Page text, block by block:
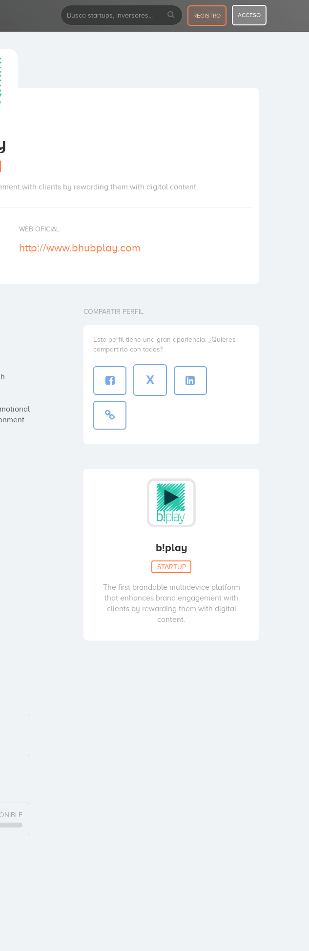
REGISTRO ACCESO
with clients by rewarding them with digital content.
WEB OFICIAL
http://www.bhubplay.com
COMPARTIR PERFIL
Este perfil tiene una gran apariencia. ¿Quieres
compartirlo con todos?
X
b!play
STARTUP
The first brandable multidevice platform
that enhances brand engagement with
clients by rewarding them with digital
content.